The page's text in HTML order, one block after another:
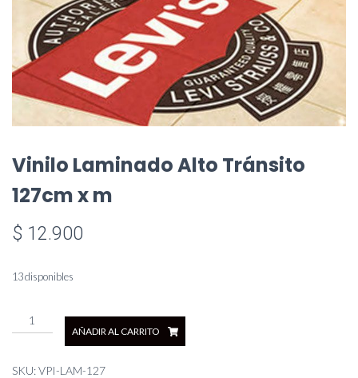
Vinilo Laminado Alto Tránsito
127cm x m
$ 12.900
13 disponibles
Vinilo
Laminado
Tránsito
AÑADIR AL CARRITO
SKU:VPI-LAM-127